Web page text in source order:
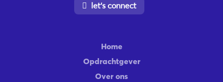
Home
Opdrachtgever
Over ons
let’s connect